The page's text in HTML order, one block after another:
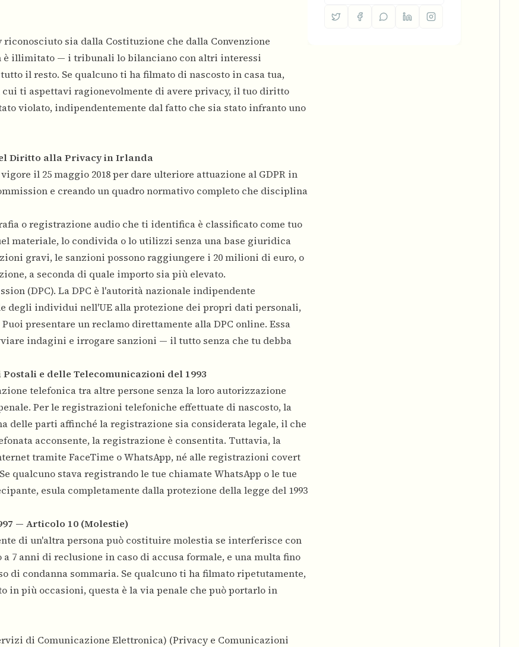
sia dalla Costituzione che dalla Convenzione
è illimitato — i tribunali lo bilanciano con altri interessi
il resto. Se qualcuno ti ha filmato di nascosto in casa tua,
ti aspettavi ragionevolmente di avere privacy, il tuo diritto
violato, indipendentemente dal fatto che sia stato infranto uno
Diritto alla Privacy in Irlanda
il 25 maggio 2018 per dare ulteriore attuazione al GDPR in
e creando un quadro normativo completo che disciplina
o registrazione audio che ti identifica è classificato come tuo
materiale, lo condivida o lo utilizzi senza una base giuridica
gravi, le sanzioni possono raggiungere i 20 milioni di euro, o
a seconda di quale importo sia più elevato.
(DPC). La DPC è l'autorità nazionale indipendente
degli individui nell'UE alla protezione dei propri dati personali,
presentare un reclamo direttamente alla DPC online. Essa
indagini e irrogare sanzioni — il tutto senza che tu debba
e delle Telecomunicazioni del 1993
telefonica tra altre persone senza la loro autorizzazione
Per le registrazioni telefoniche effettuate di nascosto, la
delle parti affinché la registrazione sia considerata legale, il che
acconsente, la registrazione è consentita. Tuttavia, la
tramite FaceTime o WhatsApp, né alle registrazioni covert
qualcuno stava registrando le tue chiamate WhatsApp o le tue
esula completamente dalla protezione della legge del 1993
— Articolo 10 (Molestie)
di un'altra persona può costituire molestia se interferisce con
7 anni di reclusione in caso di accusa formale, e una multa fino
di condanna sommaria. Se qualcuno ti ha filmato ripetutamente,
in più occasioni, questa è la via penale che può portarlo in
di Comunicazione Elettronica) (Privacy e Comunicazioni